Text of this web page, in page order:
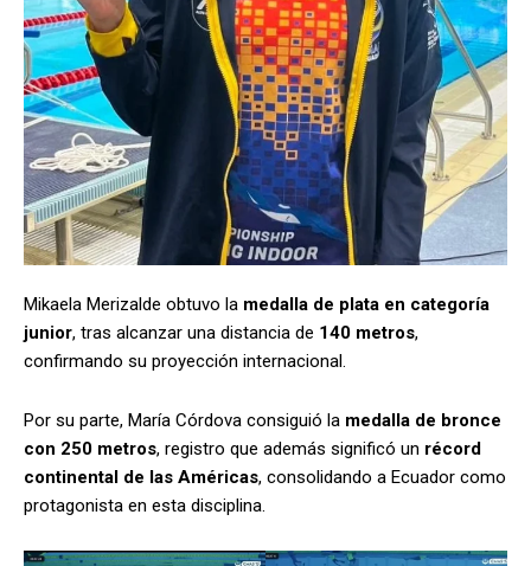
Mikaela Merizalde obtuvo la medalla de plata en categoría
junior, tras alcanzar una distancia de 140 metros,
confirmando su proyección internacional.
Por su parte, María Córdova consiguió la medalla de bronce
con 250 metros, registro que además significó un récord
continental de las Américas, consolidando a Ecuador como
protagonista en esta disciplina.